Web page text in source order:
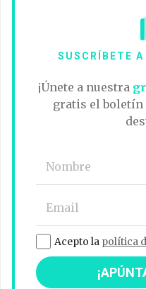
SUSCRÍBETE
¡Únete a nuestra
gratis el boletín
Acepto la política